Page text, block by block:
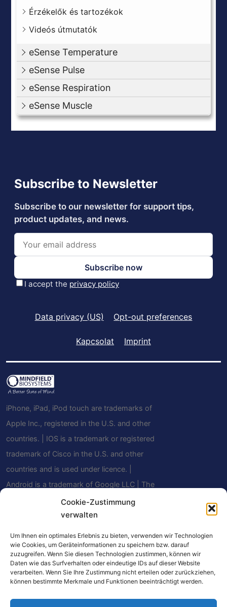
Cookie-Zustimmung
verwalten
Um Ihnen ein optimales Erlebnis zu bieten, verwenden wir Technologien
wie Cookies, um Geräteinformationen zu speichern bzw. darauf
zuzugreifen. Wenn Sie diesen Technologien zustimmen, können wir
Daten wie das Surfverhalten oder eindeutige IDs auf dieser Website
verarbeiten. Wenn Sie Ihre Zustimmung nicht erteilen oder zurückziehen,
können bestimmte Merkmale und Funktionen beeinträchtigt werden.
Érzékelők és tartozékok
Videós útmutatók
eSense Temperature
eSense Pulse
eSense Respiration
eSense Muscle
Data privacy (US) Opt-out preferences
Kapcsolat Imprint
iPhone, iPad, iPod touch are trademarks of
Apple Inc., registered in the U.S. and other
countries. | IOS is a trademark or registered
trademark of Cisco in the U.S. and other
countries and is used under licence. |
Android is a trademark of Google LLC | The
Bluetooth® word mark and logos are
registered trademarks owned by Bluetooth
Mindfield Biosystems Ltd. is under license.
Other trademarks and trade names are
those of their respective owners.